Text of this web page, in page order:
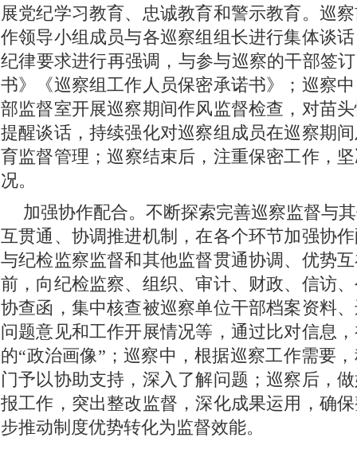
展党纪学习教育、忠诚教育和警示教育。巡
作领导小组成员与各巡察组组长进行集体谈
纪律要求进行再强调，与参与巡察的干部签
书》《巡察组工作人员保密承诺书》；巡察
部监督室开展巡察期间作风监督检查，对苗
提醒谈话，持续强化对巡察组成员在巡察期
育监督管理；巡察结束后，注重保密工作，
况。
加强协作配合。不断探索完善巡察监督与
互贯通、协调推进机制，在各个环节加强协
与纪检监察监督和其他监督贯通协调、优势
前，向纪检监察、组织、审计、财政、信访
协查函，集中核查被巡察单位干部档案资料
问题意见和工作开展情况等，通过比对信息
的“政治画像”；巡察中，根据巡察工作需要
门予以协助支持，深入了解问题；巡察后，
报工作，突出整改监督，深化成果运用，确
步推动制度优势转化为监督效能。